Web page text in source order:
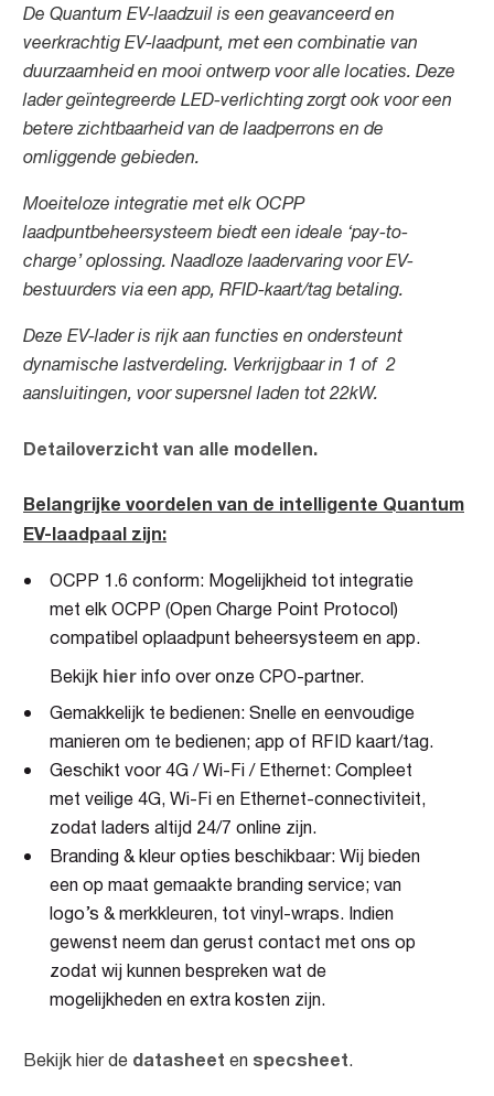
De Quantum EV-laadzuil is een geavanceerd en
veerkrachtig EV-laadpunt, met een combinatie van
duurzaamheid en mooi ontwerp voor alle locaties. Deze
lader geïntegreerde LED-verlichting zorgt ook voor een
betere zichtbaarheid van de laadperrons en de
omliggende gebieden.
Moeiteloze integratie met elk OCPP
laadpuntbeheersysteem biedt een ideale ‘pay-to-
charge’ oplossing. Naadloze laadervaring voor EV-
bestuurders via een app, RFID-kaart/tag betaling.
Deze EV-lader is rijk aan functies en ondersteunt
dynamische lastverdeling. Verkrijgbaar in 1 of 2
aansluitingen, voor supersnel laden tot 22kW.
Detailoverzicht van alle modellen.
Belangrijkevoordelenvan de intelligente Quantum
EV-laadpaal zijn:
OCPP 1.6 conform: Mogelijkheid tot integratie
met elk OCPP (Open Charge Point Protocol)
compatibel oplaadpunt beheersysteem en app.
Bekijk hierinfo over onze CPO-partner.
Gemakkelijk te bedienen: Snelle en eenvoudige
manieren om te bedienen; app of RFID kaart/tag.
Geschikt voor 4G / Wi-Fi / Ethernet: Compleet
met veilige 4G, Wi-Fi en Ethernet-connectiviteit,
zodat laders altijd 24/7 online zijn.
Branding & kleur opties beschikbaar: Wij bieden
een op maat gemaakte branding service; van
logo’s & merkkleuren, tot vinyl-wraps. Indien
gewenst neem dan gerust contact met ons op
zodat wij kunnen bespreken wat de
mogelijkheden en extra kosten zijn.
Bekijk hier de datasheet en specsheet.